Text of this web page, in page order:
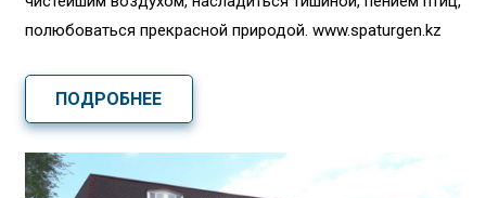
полюбоваться прекрасной природой. www.spaturgen.kz
ПОДРОБНЕЕ